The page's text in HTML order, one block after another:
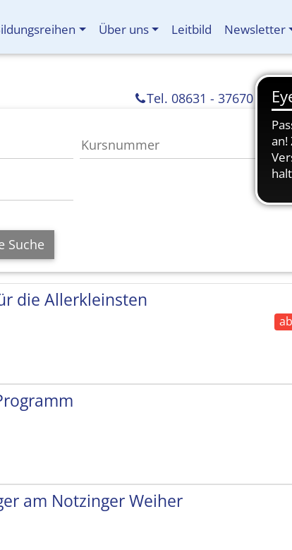
Über uns Leitbild Newsletter
Tel. 08631 - 37670
Suche
die Allerkleinsten
am Notzinger Weiher